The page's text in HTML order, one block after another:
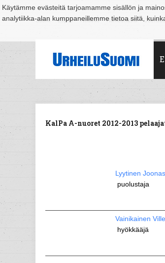
Käytämme evästeitä tarjoamamme sisällön ja
analytiikka-alan kumppaneillemme tietoa siitä,
Suomi Espoo Helsinki Hämeenlinna Joensuu
KalPa A-nuoret 2012-2013
Lyytinen Joonas
puolustaja
Vainikainen Ville
hyökkääjä